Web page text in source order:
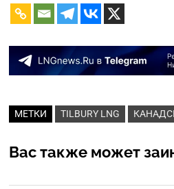
МЕТКИ TILBURY LNG
Вас также может